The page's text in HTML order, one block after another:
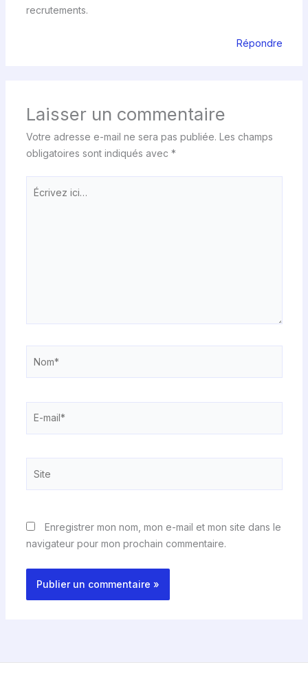
recrutements.
Répondre
Laisser un commentaire
Votre adresse e-mail ne sera pas publiée. Les champs
obligatoires sont indiqués avec *
ici…
Enregistrer mon nom, mon e-mail et mon site dans le
navigateur pour mon prochain commentaire.